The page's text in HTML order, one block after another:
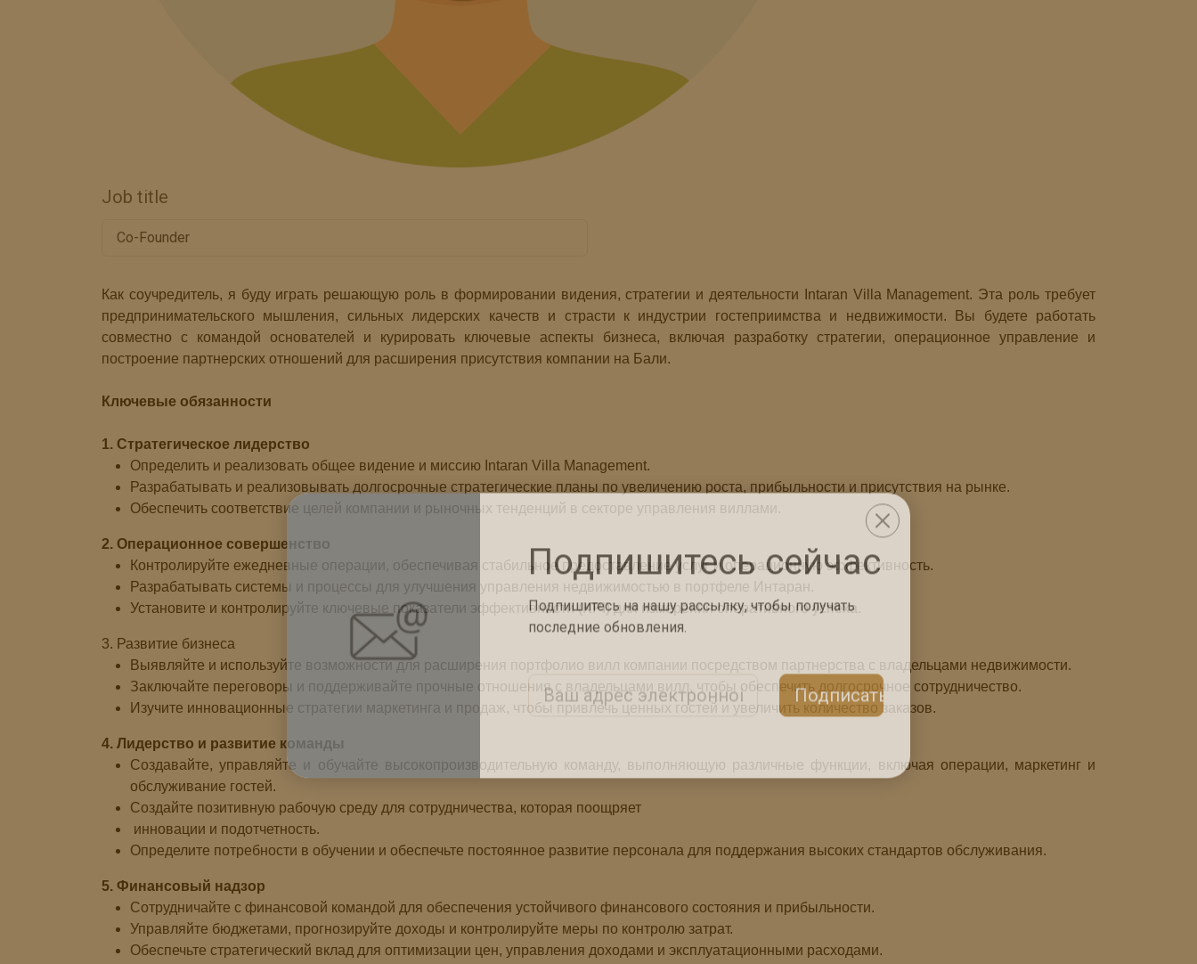
Job title
Co-Founder
Как соучредитель, я буду играть решающую роль в формировании видения, стратегии и деятельности Intaran Villa Management. Эта роль требует
предпринимательского мышления, сильных лидерских качеств и страсти к индустрии гостеприимства и недвижимости. Вы будете работать
совместно с командой основателей и курировать ключевые аспекты бизнеса, включая разработку стратегии, операционное управление и
построение партнерских отношений для расширения присутствия компании на Бали.
Ключевые обязанности
1. Стратегическое лидерство
Определить и реализовать общее видение и миссию Intaran Villa Management.
Разрабатывать и реализовывать долгосрочные стратегические планы по увеличению роста, прибыльности и присутствия на рынке.
Обеспечить соответствие целей компании и рыночных тенденций в секторе управления виллами.
2. Операционное совершенство
Контролируйте ежедневные операции, обеспечивая стабильное предоставление услуг и операционную эффективность.
Разрабатывать системы и процессы для улучшения управления недвижимостью в портфеле Интаран.
Установите и контролируйте ключевые показатели эффективности (KPI) для измерения оперативного успеха.
3. Развитие бизнеса
Выявляйте и используйте возможности для расширения портфолио вилл компании посредством партнерства с владельцами недвижимости.
Заключайте переговоры и поддерживайте прочные отношения с владельцами вилл, чтобы обеспечить долгосрочное сотрудничество.
Изучите инновационные стратегии маркетинга и продаж, чтобы привлечь ценных гостей и увеличить количество заказов.
4. Лидерство и развитие команды
Создавайте, управляйте и обучайте высокопроизводительную команду, выполняющую различные функции, включая операции, маркетинг и
обслуживание гостей.
Создайте позитивную рабочую среду для сотрудничества, которая поощряет
инновации и подотчетность.
Определите потребности в обучении и обеспечьте постоянное развитие персонала для поддержания высоких стандартов обслуживания.
5. Финансовый надзор
Сотрудничайте с финансовой командой для обеспечения устойчивого финансового состояния и прибыльности.
Управляйте бюджетами, прогнозируйте доходы и контролируйте меры по контролю затрат.
Обеспечьте стратегический вклад для оптимизации цен, управления доходами и эксплуатационными расходами.
Подпишитесь сейчас
Подпишитесь на нашу рассылку, чтобы получать
Email Address
Подписаться